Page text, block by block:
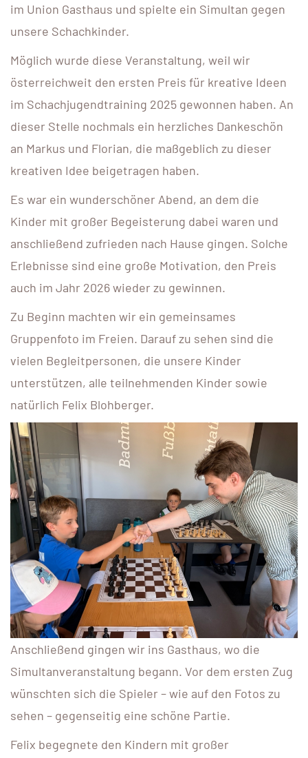
im Union Gasthaus und spielte ein Simultan gegen
unsere Schachkinder.
Möglich wurde diese Veranstaltung, weil wir
österreichweit den ersten Preis für kreative Ideen
im Schachjugendtraining 2025 gewonnen haben. An
dieser Stelle nochmals ein herzliches Dankeschön
an Markus und Florian, die maßgeblich zu dieser
kreativen Idee beigetragen haben.
Es war ein wunderschöner Abend, an dem die
Kinder mit großer Begeisterung dabei waren und
anschließend zufrieden nach Hause gingen. Solche
Erlebnisse sind eine große Motivation, den Preis
auch im Jahr 2026 wieder zu gewinnen.
Zu Beginn machten wir ein gemeinsames
Gruppenfoto im Freien. Darauf zu sehen sind die
vielen Begleitpersonen, die unsere Kinder
unterstützen, alle teilnehmenden Kinder sowie
natürlich Felix Blohberger.
Anschließend gingen wir ins Gasthaus, wo die
Simultanveranstaltung begann. Vor dem ersten Zug
wünschten sich die Spieler – wie auf den Fotos zu
sehen – gegenseitig eine schöne Partie.
Felix begegnete den Kindern mit großer